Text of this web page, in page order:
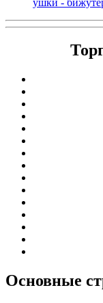
Основные